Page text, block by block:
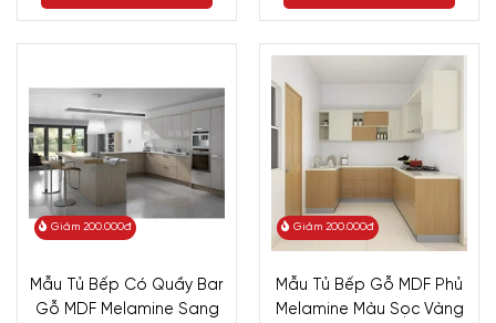
Giảm 200.000đ
Mẫu Tủ Bếp Có Quầy Bar
Gỗ MDF Melamine Sang
Giảm 200.000đ
Mẫu Tủ Bếp Gỗ MDF Phủ
Melamine Màu Sọc Vàng